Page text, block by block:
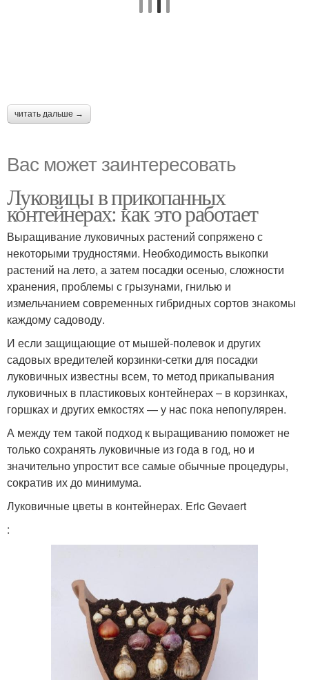
читать дальше →
Вас может заинтересовать
Луковицы в прикопанных
контейнерах: как это работает
Выращивание луковичных растений сопряжено с
некоторыми трудностями. Необходимость выкопки
растений на лето, а затем посадки осенью, сложности
хранения, проблемы с грызунами, гнилью и
измельчанием современных гибридных сортов знакомы
каждому садоводу.
И если защищающие от мышей-полевок и других
садовых вредителей корзинки-сетки для посадки
луковичных известны всем, то метод прикапывания
луковичных в пластиковых контейнерах – в корзинках,
горшках и других емкостях — у нас пока непопулярен.
А между тем такой подход к выращиванию поможет не
только сохранять луковичные из года в год, но и
значительно упростит все самые обычные процедуры,
сократив их до минимума.
Луковичные цветы в контейнерах. Eric Gevaert
: